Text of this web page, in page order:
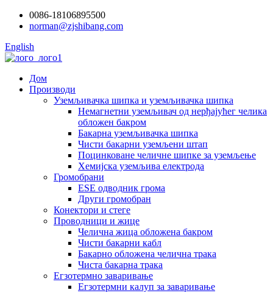
0086-18106895500
norman@zjshibang.com
English
Дом
Производи
Уземљивачка шипка и уземљивачка шипка
Немагнетни уземљивач од нерђајућег челика
обложен бакром
Бакарна уземљивачка шипка
Чисти бакарни уземљени штап
Поцинковане челичне шипке за уземљење
Хемијска уземљива електрода
Громобрани
ESE одводник грома
Други громобран
Конектори и стеге
Проводници и жице
Челична жица обложена бакром
Чисти бакарни кабл
Бакарно обложена челична трака
Чиста бакарна трака
Егзотермно заваривање
Егзотермни калуп за заваривање